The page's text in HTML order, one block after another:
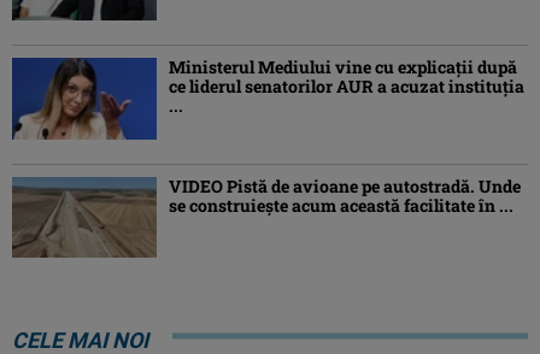
Ministerul Mediului vine cu explicații după
ce liderul senatorilor AUR a acuzat instituția
...
VIDEO Pistă de avioane pe autostradă. Unde
se construiește acum această facilitate în ...
CELE MAI NOI